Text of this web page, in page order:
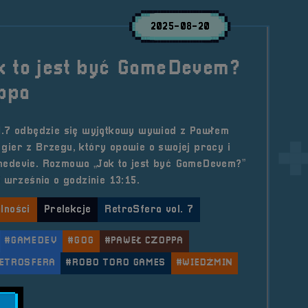
2025-08-20
to jest być GameDevem?
odbędzie się wyjątkowy wywiad z Pawłem
gier z Brzegu, który opowie o swojej pracy i
Rozmowa „Jak to jest być GameDevem?”
o godzinie 13:15.
Prelekcje RetroSfera vol. 7
#GAMEDEV #GOG #PAWEŁ CZOPPA
#ROBO TORO GAMES #WIEDŹMIN